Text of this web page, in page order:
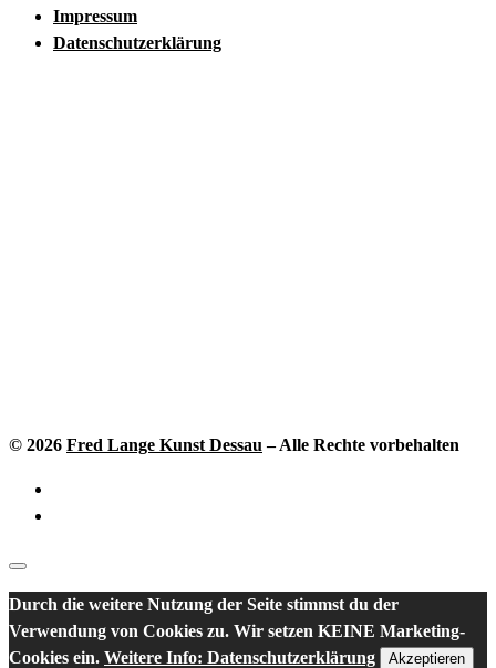
Impressum
Datenschutzerklärung
© 2026 Fred Lange Kunst Dessau – Alle Rechte vorbehalten
Durch die weitere Nutzung der Seite stimmst du der
Verwendung von Cookies zu. Wir setzen KEINE Marketing-
Cookies ein. Weitere Info: Datenschutzerklärung Akzeptieren